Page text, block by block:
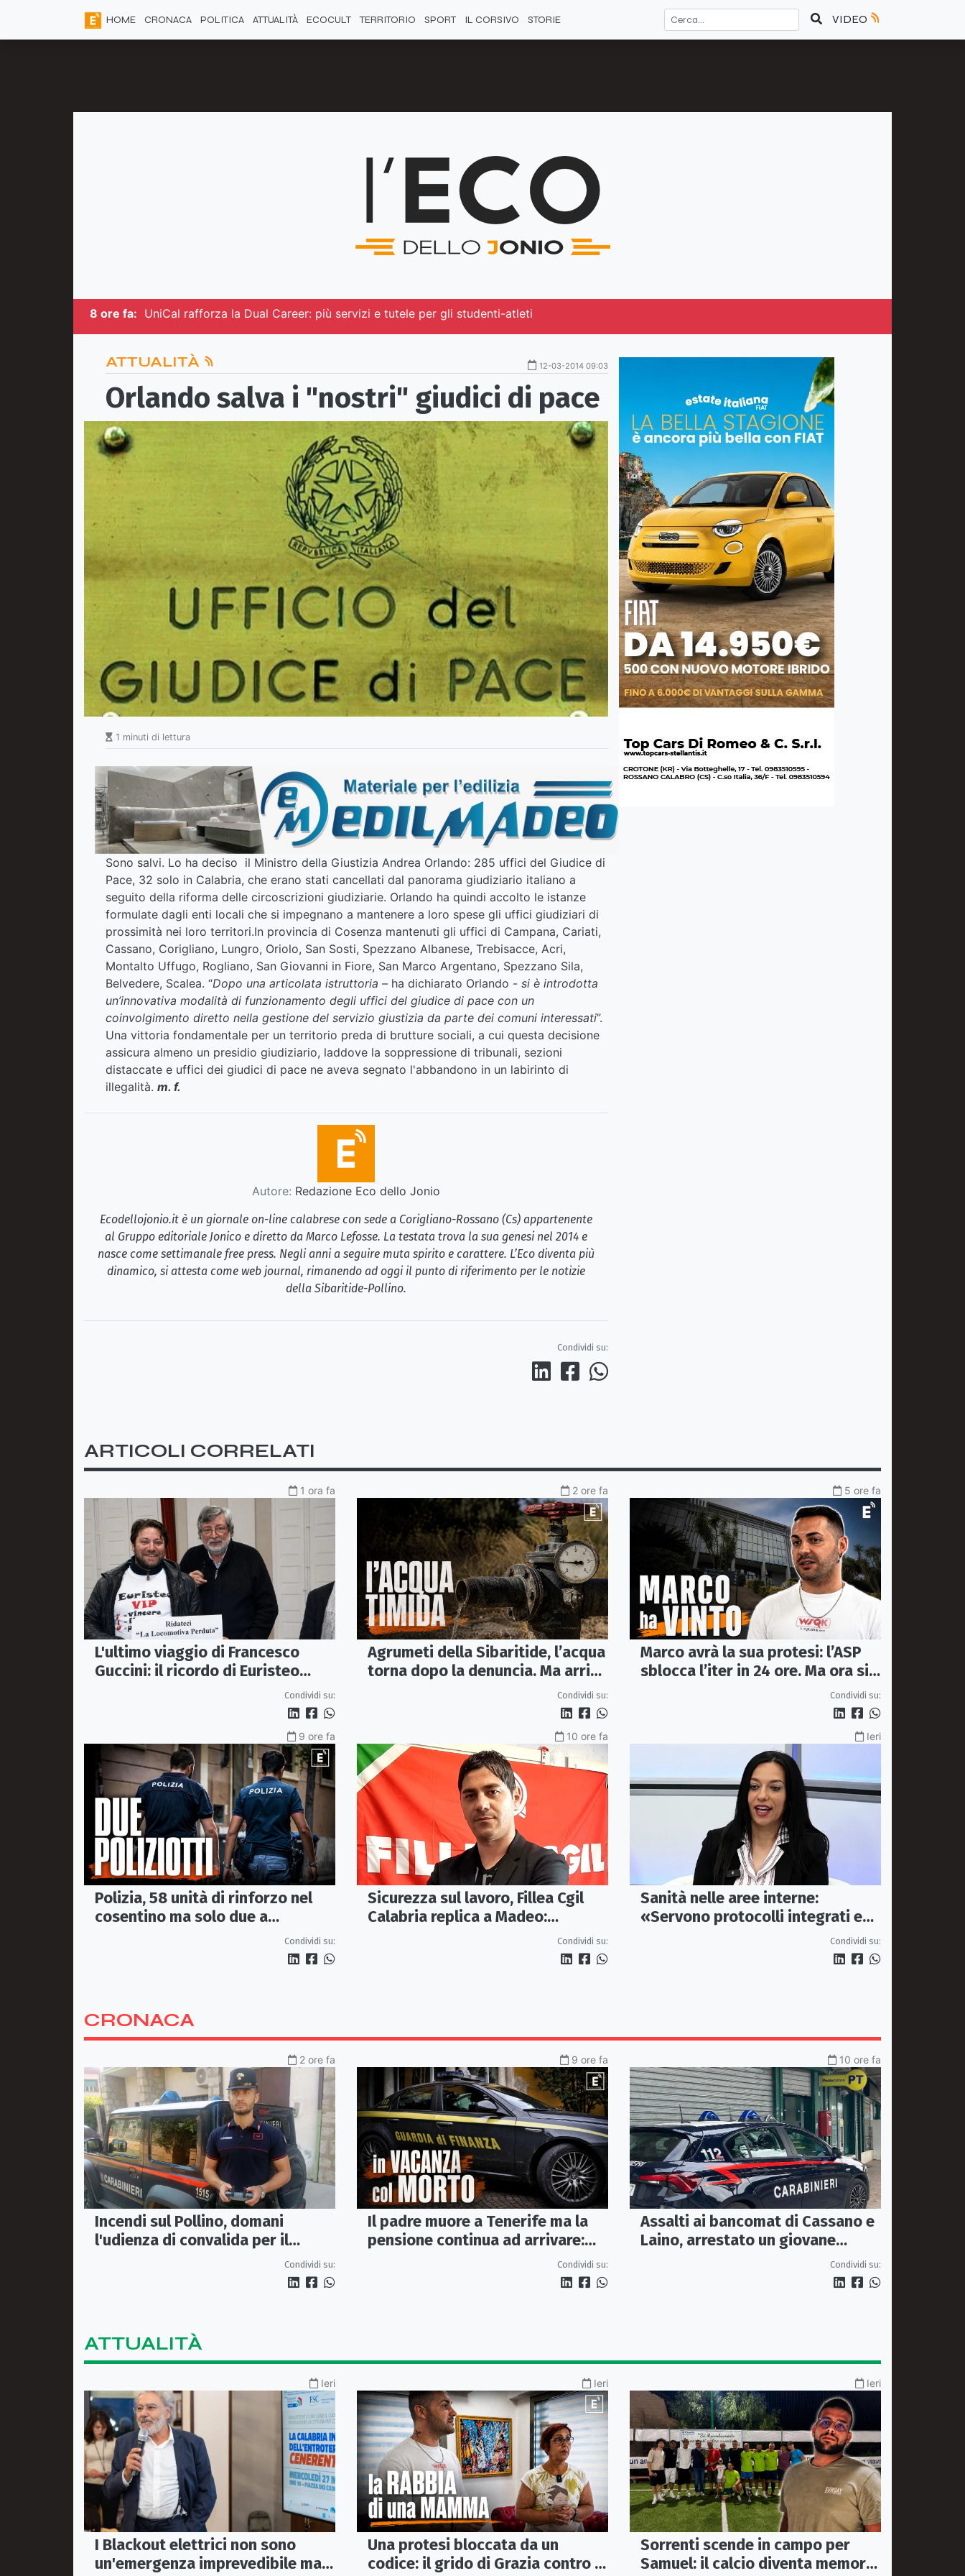
HOME CRONACA POLITICA ATTUALITÀ ECOCULT TERRITORIO SPORT IL CORSIVO STORIE VIDEO
8 ore fa: UniCal rafforza la Dual Career: più servizi e tutele per gli studenti-atleti
ATTUALITÀ 12-03-2014 09:03
Orlando salva i "nostri" giudici di pace
1 minuti di lettura
Sono salvi. Lo ha deciso il Ministro della Giustizia Andrea Orlando: 285 uffici del Giudice di
Pace, 32 solo in Calabria, che erano stati cancellati dal panorama giudiziario italiano a
seguito della riforma delle circoscrizioni giudiziarie. Orlando ha quindi accolto le istanze
formulate dagli enti locali che si impegnano a mantenere a loro spese gli uffici giudiziari di
prossimità nei loro territori.In provincia di Cosenza mantenuti gli uffici di Campana, Cariati,
Cassano, Corigliano, Lungro, Oriolo, San Sosti, Spezzano Albanese, Trebisacce, Acri,
Montalto Uffugo, Rogliano, San Giovanni in Fiore, San Marco Argentano, Spezzano Sila,
Belvedere, Scalea. “Dopo una articolata istruttoria – ha dichiarato Orlando - si è introdotta
un’innovativa modalità di funzionamento degli uffici del giudice di pace con un
coinvolgimento diretto nella gestione del servizio giustizia da parte dei comuni interessati”.
Una vittoria fondamentale per un territorio preda di brutture sociali, a cui questa decisione
assicura almeno un presidio giudiziario, laddove la soppressione di tribunali, sezioni
distaccate e uffici dei giudici di pace ne aveva segnato l'abbandono in un labirinto di
illegalità. m. f.
Autore: Redazione Eco dello Jonio
Ecodellojonio.it è un giornale on-line calabrese con sede a Corigliano-Rossano (Cs) appartenente
al Gruppo editoriale Jonico e diretto da Marco Lefosse. La testata trova la sua genesi nel 2014 e
nasce come settimanale free press. Negli anni a seguire muta spirito e carattere. L’Eco diventa più
dinamico, si attesta come web journal, rimanendo ad oggi il punto di riferimento per le notizie
della Sibaritide-Pollino.
Condividi su:
ARTICOLI CORRELATI
1 ora fa
L'ultimo viaggio di Francesco
Guccini: il ricordo di Euristeo
Condividi su:
2 ore fa
Agrumeti della Sibaritide, l’acqua
torna dopo la denuncia. Ma arriva
con un terzo della pressioneCondividi su:
5 ore fa
Marco avrà la sua protesi: l’ASP
sblocca l’iter in 24 ore. Ma ora si
apre il caso dell’Ufficio ausiliCondividi su:
9 ore fa
Polizia, 58 unità di rinforzo nel
cosentino ma solo due a
Corigliano-Rossano e due aCondividi su:
10 ore fa
Sicurezza sul lavoro, Fillea Cgil
Calabria replica a Madeo:
«Servono controlli, non incentivi
Condividi su:
Ieri
Sanità nelle aree interne:
«Servono protocolli integrati e
mezzi dedicati per garantireCondividi su:
CRONACA
2 ore fa
Incendi sul Pollino, domani
l'udienza di convalida per il
presunto piromane: il PM ha
chiesto la misura in carcere
Condividi su:
9 ore fa
Il padre muore a Tenerife ma la
pensione continua ad arrivare:
Condividi su:
10 ore fa
Assalti ai bancomat di Cassano e
Laino, arrestato un giovane
Condividi su:
ATTUALITÀ
Ieri
I Blackout elettrici non sono
un'emergenza imprevedibile ma
Ieri
Una protesi bloccata da un
codice: il grido di Grazia contro la
Ieri
Sorrenti scende in campo per
Samuel: il calcio diventa memoria